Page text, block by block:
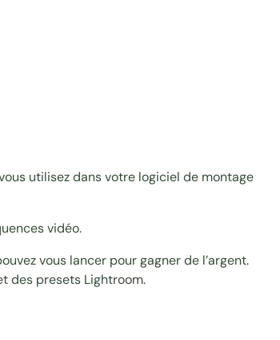
utilisez dans votre logiciel de montage
vidéo.
vous lancer pour gagner de l’argent.
des presets Lightroom.